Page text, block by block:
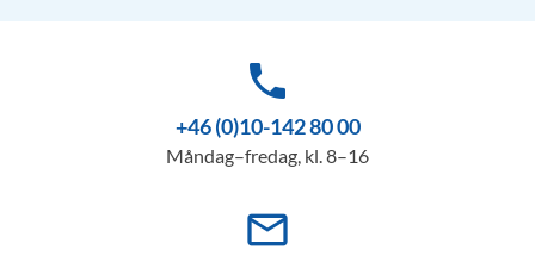
phone
+46 (0)10-142 80 00
Måndag–fredag, kl. 8–16
mail_outline